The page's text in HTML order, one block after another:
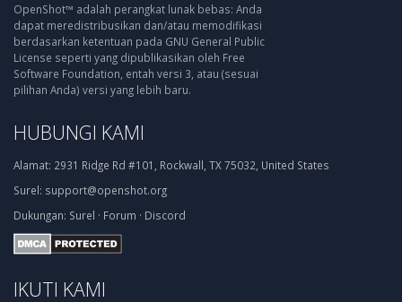
OpenShot™ adalah perangkat lunak bebas: Anda
dapat meredistribusikan dan/atau memodifikasi
berdasarkan ketentuan pada GNU General Public
License seperti yang dipublikasikan oleh Free
Software Foundation, entah versi 3, atau (sesuai
pilihan Anda) versi yang lebih baru.
HUBUNGI KAMI
Alamat: 2931 Ridge Rd #101, Rockwall, TX 75032, United States
Surel: support@openshot.org
Dukungan: Surel · Forum · Discord
IKUTI KAMI